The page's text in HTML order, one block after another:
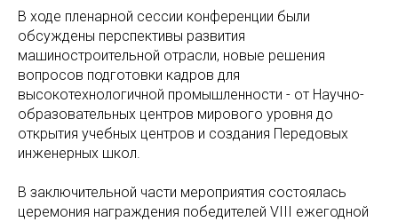
В ходе пленарной сессии конференции были
обсуждены перспективы развития
машиностроительной отрасли, новые решения
вопросов подготовки кадров для
высокотехнологичной промышленности - от Научно-
образовательных центров мирового уровня до
открытия учебных центров и создания Передовых
инженерных школ.
В заключительной части мероприятия состоялась
церемония награждения победителей VIII ежегодной